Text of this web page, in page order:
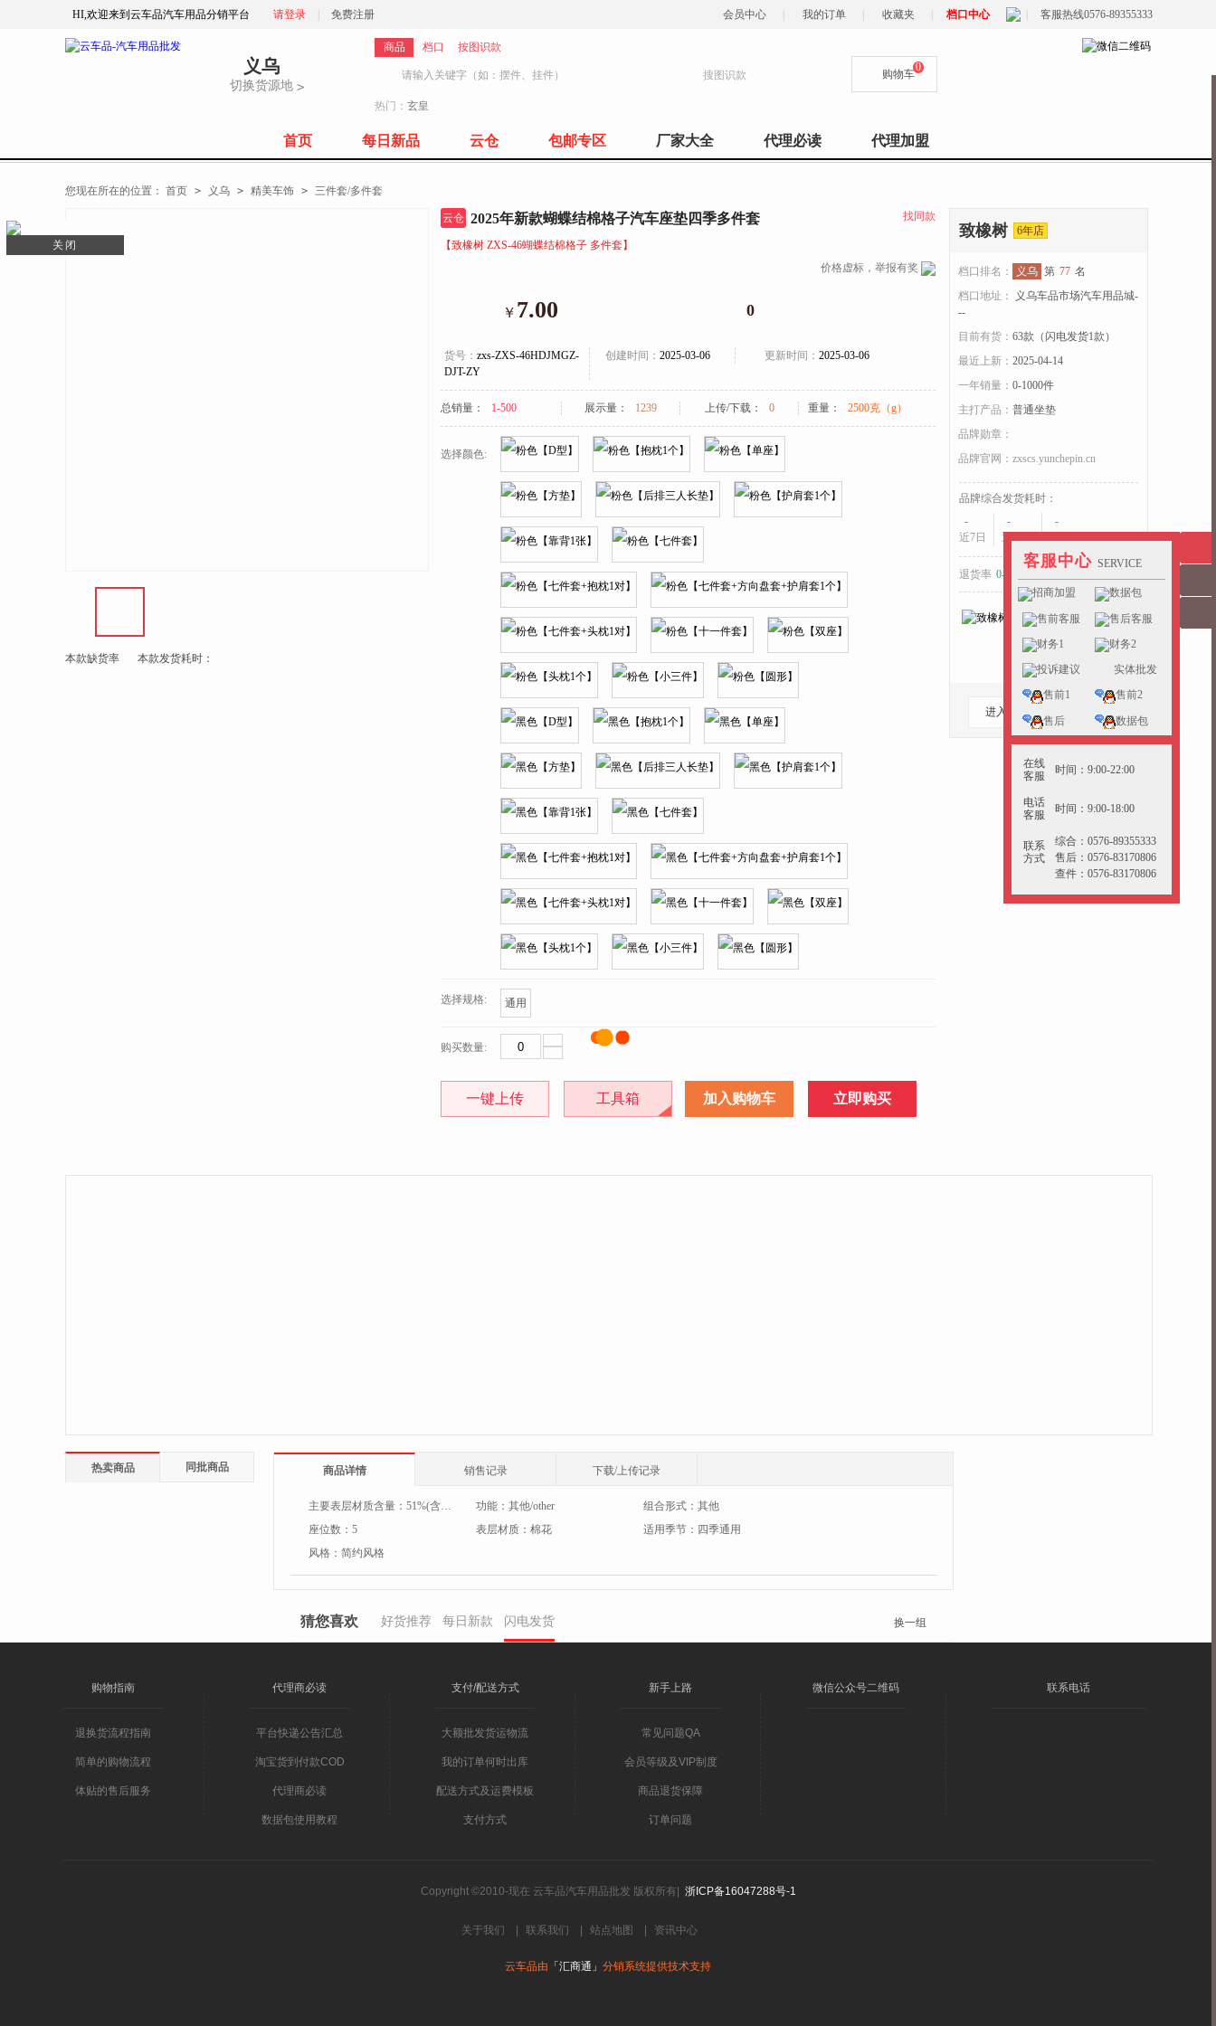
HI,欢迎来到云车品汽车用品分销平台 请登录 免费注册 会员中心 我的订单 收藏夹 档口中心 客服热线0576-89355333
关闭
义乌
切换货源地 >
商品 档口 按图识款
搜图识款
热门： 玄皇
购物车
0
首页 每日新品 云仓 包邮专区 厂家大全 代理必读 代理加盟
您现在所在的位置： 首页 > 义乌 > 精美车饰 > 三件套/多件套
本款缺货率 本款发货耗时：
云仓 2025年新款蝴蝶结棉格子汽车座垫四季多件套 找同款
【致橡树 ZXS-46蝴蝶结棉格子 多件套】
价格虚标，举报有奖
￥ 7.00 0
货号： zxs-ZXS-46HDJMGZ-
DJT-ZY
创建时间： 2025-03-06 更新时间： 2025-03-06
总销量： 1-500 展示量： 1239 上传/下载： 0 重量： 2500克（g）
选择颜色:
选择规格: 通用
购买数量:
一键上传 工具箱 加入购物车 立即购买
致橡树 6年店
档口排名： 义乌 第 77 名
档口地址：
义乌车品市场汽车用品城-
--
目前有货： 63款（闪电发货1款）
最近上新： 2025-04-14
一年销量： 0-1000件
主打产品： 普通坐垫
品牌勋章：
品牌官网： zxscs.yunchepin.cn
品牌综合发货耗时：
-
近7日
-
近15日
-
退货率 0-5%
进入档口 收藏档口
热卖商品 同批商品 商品详情 销售记录 下载/上传记录
主要表层材质含量： 51%(含)-60%(含) 功能： 其他/other 组合形式： 其他
座位数： 5 表层材质： 棉花 适用季节： 四季通用
风格： 简约风格
猜您喜欢 好货推荐 每日新款 闪电发货 换一组
购物指南
退换货流程指南
简单的购物流程
体贴的售后服务
代理商必读
平台快递公告汇总
淘宝货到付款COD
代理商必读
数据包使用教程
支付/配送方式
大额批发货运物流
我的订单何时出库
配送方式及运费模板
支付方式
新手上路
常见问题QA
会员等级及VIP制度
商品退货保障
订单问题
微信公众号二维码 联系电话
Copyright ©2010-现在 云车品汽车用品批发 版权所有| 浙ICP备16047288号-1
关于我们 联系我们 站点地图 资讯中心
云车品由 「汇商通」 分销系统提供技术支持
关闭
客服中心 SERVICE
招商加盟 数据包
售前客服 售后客服
财务1 财务2
投诉建议 实体批发
售前1 售前2
售后 数据包
在线
客服
时间：9:00-22:00
电话
客服
时间：9:00-18:00
联系
方式
综合：0576-89355333
售后：0576-83170806
查件：0576-83170806